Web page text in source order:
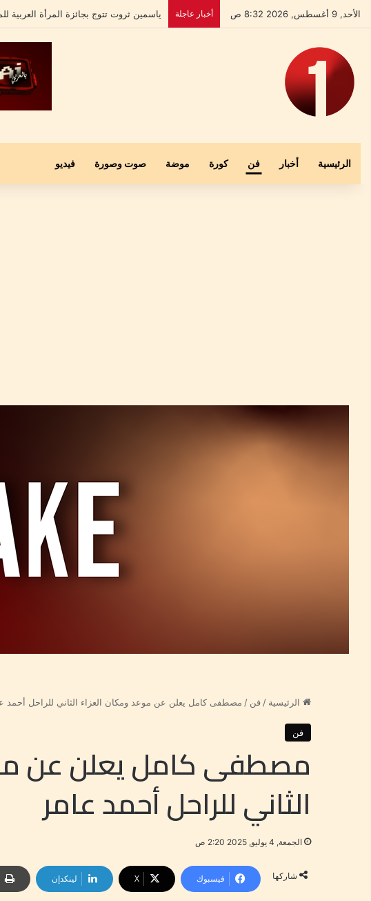
الأحد, 9 أغسطس, 2026 8:32 ص أخبار عاجلة بعد إخلاء سبيله.. علي الشامل يكشف
الرئيسية أخبار فن كورة موضة صوت وصورة فيديو
الرئيسية / فن / مصطفى كامل يعلن عن موعد ومكان العزاء الثاني للراحل أحمد
فن
مصطفى كامل يعلن عن
الثاني للراحل أحمد عامر
الجمعة, 4 يوليو, 2025 2:20 ص
شاركها فيسبوك ‫X لينكدإن